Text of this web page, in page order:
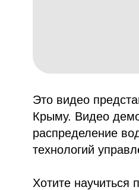
Это видео
Крыму. Видео
распределение
технологий
Хотите научиться